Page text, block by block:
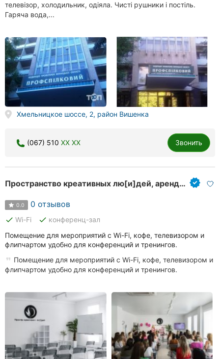
телевізор, холодильник, одіяла. Чисті рушники і постіль.
Гаряча вода,...
Хмельницкое шоссе, 2, район Вишенка
(067) 510 XX XX Звонить
Пространство креативных лю[и]дей, аренда зала
0.0 0 отзывов
done Wi-Fi done конференц-зал
Помещение для мероприятий с Wi-Fi, кофе, телевизором и
флипчартом удобно для конференций и тренингов.
Помещение для мероприятий с Wi-Fi, кофе, телевизором и
флипчартом удобно для конференций и тренингов.